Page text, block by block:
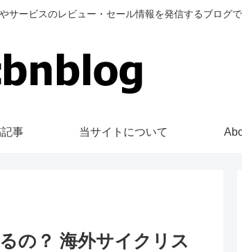
サービスのレビュー・セール情報を発信するブログ
事 当サイトについて
の？ 海外サイクリス